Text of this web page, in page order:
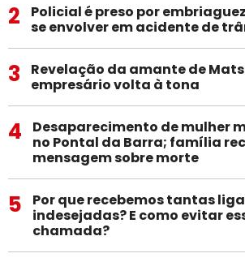
2
Policial é preso por
se envolver em acidente de
3
Revelação da amante de
empresário volta à tona
4
Desaparecimento de mulher
no Pontal da Barra; família
mensagem sobre morte
5
Por que recebemos tantas
indesejadas? E como evitar
chamada?